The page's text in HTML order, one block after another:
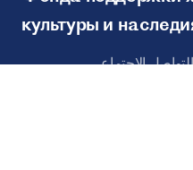
культуры и
الاجتماعي